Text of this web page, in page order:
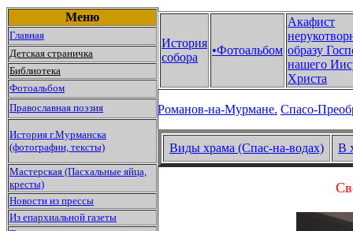
Меню
Главная
Детская страничка
Библиотека
Фотоальбом
Православная поэзия
История г.Мурманска
(фотографии, тексты)
Мастерская (Пасхальные яйца,
кресты)
Новости из прессы
Из епархиальной газеты
История
собора
•Фотоальбом
Акафист
образу
нашего
Христа
Романов-на-Мурмане. Спасо-
Виды храма (Спас-на-водах) В